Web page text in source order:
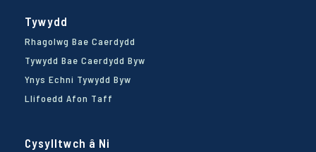
Tywydd
Rhagolwg Bae Caerdydd
Tywydd Bae Caerdydd Byw
Ynys Echni Tywydd Byw
Llifoedd Afon Taff
Cysylltwch â Ni